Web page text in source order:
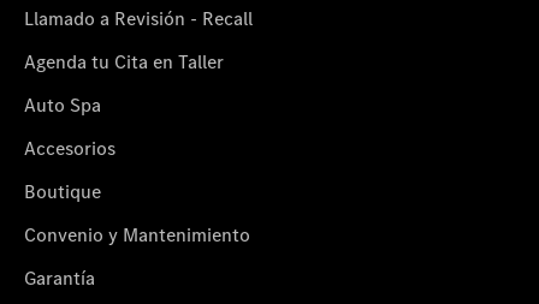
Llamado a Revisión - Recall
Agenda tu Cita en Taller
Auto Spa
Accesorios
Boutique
Convenio y Mantenimiento
Garantía